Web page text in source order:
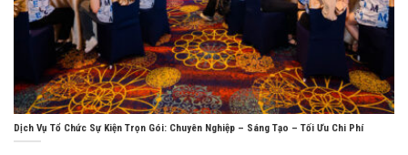
Dịch Vụ Tổ Chức Sự Kiện Trọn Gói: Chuyên Nghiệp – Sáng Tạo – Tối Ưu Chi Phí